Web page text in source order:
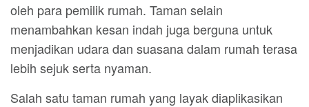
oleh para pemilik rumah. Taman selain
menambahkan kesan indah juga berguna untuk
menjadikan udara dan suasana dalam rumah terasa
lebih sejuk serta nyaman.
Salah satu taman rumah yang layak diaplikasikan